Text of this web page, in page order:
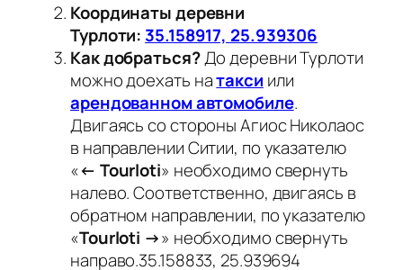
Координаты деревни
Турлоти: 35.158917, 25.939306
Как добраться?До деревни Турлоти
можно доехать натакси или
арендованном автомобиле.
Двигаясь со стороны Агиос Николаос
в направлении Ситии, по указателю
«← Tourloti» необходимо свернуть
налево. Соответственно, двигаясь в
обратном направлении, по указателю
«Tourloti →» необходимо свернуть
направо.35.158833, 25.939694